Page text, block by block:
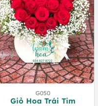
G050
Giỏ Hoa Trái Tim